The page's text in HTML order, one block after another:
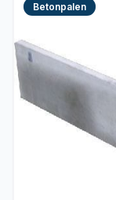
Betonpalen